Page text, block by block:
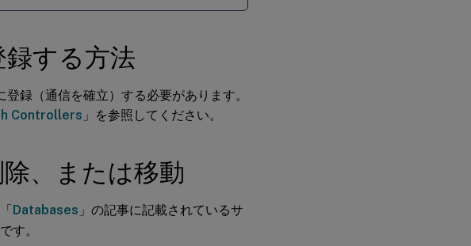
する方法
録（通信を確立）する必要があります。
Controllers 」を参照してください。
、または移動
Databases 」の記事に記載されているサ
す。